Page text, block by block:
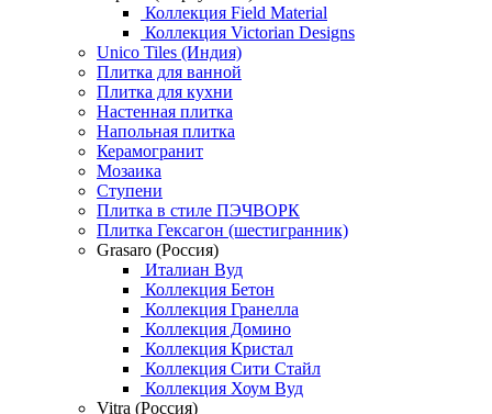
Коллекция Field Material
Коллекция Victorian Designs
Unico Tiles (Индия)
Плитка для ванной
Плитка для кухни
Настенная плитка
Напольная плитка
Керамогранит
Мозаика
Ступени
Плитка в стиле ПЭЧВОРК
Плитка Гексагон (шестигранник)
Grasaro (Россия)
Италиан Вуд
Коллекция Бетон
Коллекция Гранелла
Коллекция Домино
Коллекция Кристал
Коллекция Сити Стайл
Коллекция Хоум Вуд
Vitra (Россия)